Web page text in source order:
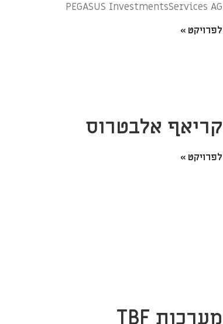
PEGASUS InvestmentsServices AG
לפרויקט »
קריאף אלבטרוס
לפרויקט »
מערכות TBF